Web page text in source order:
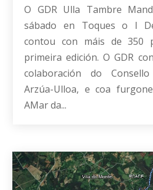
O GDR Ulla Tambre
sábado en Toques o I
contou con máis de 350
primeira edición. O GDR
colaboración do Consello
Arzúa-Ulloa, e coa
AMar da...